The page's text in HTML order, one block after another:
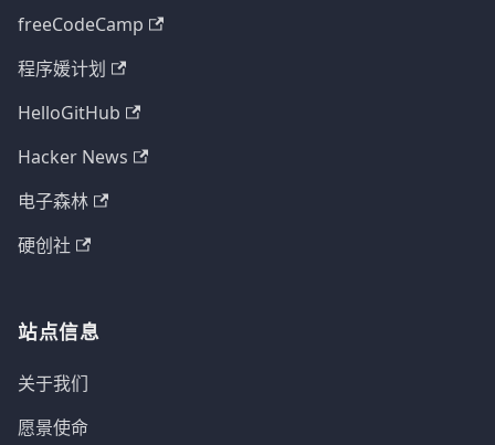
freeCodeCamp
程序媛计划
HelloGitHub
Hacker News
电子森林
硬创社
站点信息
关于我们
愿景使命